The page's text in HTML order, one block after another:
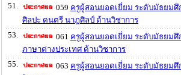
51.
059 ครูผู้สอนยอดเยี่ยม ระดับมัธยม
ศิลปะ ดนตรี นาฎศิลป์ ด้านวิชาการ
53.
061 ครูผู้สอนยอดเยี่ยม ระดับมัธยม
ภาษาต่างประเทศ ด้านวิชาการ
55.
063 ครูผู้สอนยอดเยี่ยม ระดับมัธยม